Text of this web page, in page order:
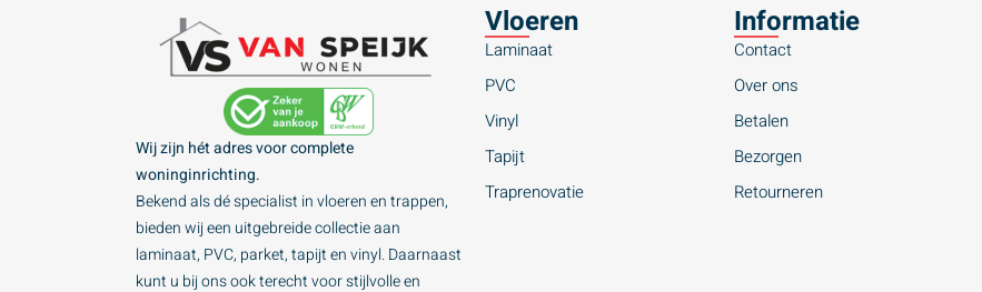
Wij zijn hét adres voor complete
woninginrichting.
Bekend als dé specialist in vloeren en trappen,
bieden wij een uitgebreide collectie aan
laminaat, PVC, parket, tapijt en vinyl. Daarnaast
kunt u bij ons ook terecht voor stijlvolle en
Vloeren
Laminaat
PVC
Vinyl
Tapijt
Traprenovatie
Informatie
Contact
Over ons
Betalen
Bezorgen
Retourneren